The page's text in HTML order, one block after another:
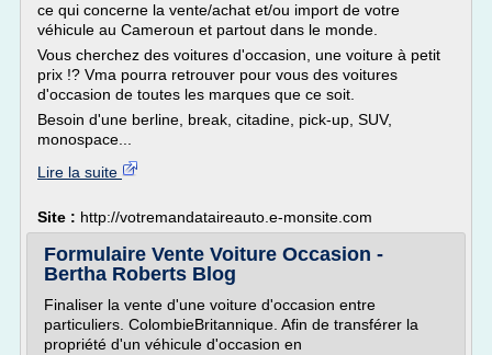
ce qui concerne la vente/achat et/ou import de votre
véhicule au Cameroun et partout dans le monde.
Vous cherchez des voitures d'occasion, une voiture à petit
prix !? Vma pourra retrouver pour vous des voitures
d'occasion de toutes les marques que ce soit.
Besoin d'une berline, break, citadine, pick-up, SUV,
monospace...
Lire la suite
Site : http://votremandataireauto.e-monsite.com
Formulaire Vente Voiture Occasion -
Bertha Roberts Blog
Finaliser la vente d'une voiture d'occasion entre
particuliers. ColombieBritannique. Afin de transférer la
propriété d'un véhicule d'occasion en